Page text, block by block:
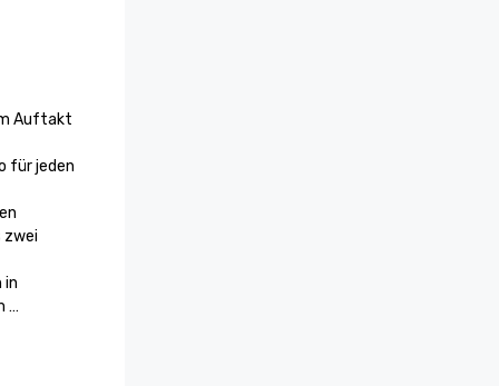
Auftakt
für jeden
zwei
in